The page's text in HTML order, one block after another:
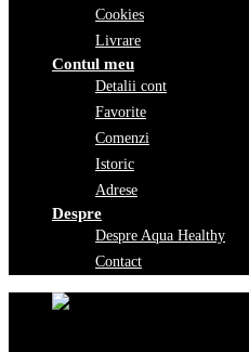
Cookies
Livrare
Contul meu
Detalii cont
Favorite
Comenzi
Istoric
Adrese
Despre
Despre Aqua Healthy
Contact